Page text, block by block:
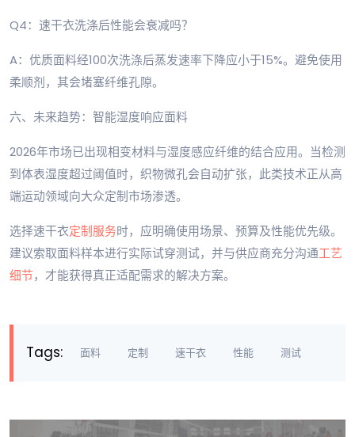
Q4：速干衣洗涤后性能会衰减吗？
A：优质面料经100次洗涤后蒸发速率下降应小于15%。避免使用
柔顺剂，其会堵塞纤维孔隙。
六、未来趋势：智能湿度响应面料
2026年市场已出现相变材料与湿度感应纤维的结合应用。当检测
到体表湿度超过阈值时，织物微孔会自动扩张，此类技术正从高
端运动领域向大众定制市场渗透。
选择速干衣定制服务时，应明确使用场景、预算及性能优先级。
建议索取面料样本进行实际试穿测试，并与供应商充分沟通工艺
细节，才能获得真正适配需求的解决方案。
Tags: 面料 定制 速干衣 性能 测试